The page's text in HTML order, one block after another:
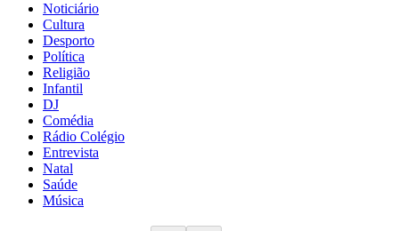
Noticiário
Cultura
Desporto
Política
Religião
Infantil
DJ
Comédia
Rádio Colégio
Entrevista
Natal
Saúde
Música